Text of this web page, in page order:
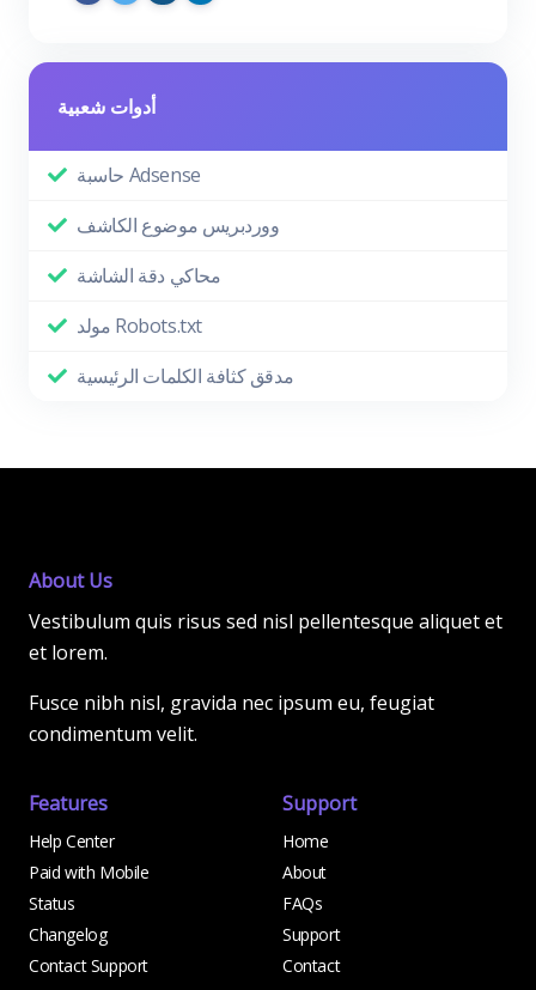
أدوات شعبية
حاسبة Adsense
ووردبريس موضوع الكاشف
محاكي دقة الشاشة
مولد Robots.txt
مدقق كثافة الكلمات الرئيسية
About Us
Vestibulum quis risus sed nisl pellentesque aliquet et
et lorem.
Fusce nibh nisl, gravida nec ipsum eu, feugiat
condimentum velit.
Features
Help Center
Paid with Mobile
Status
Changelog
Contact Support
Support
Home
About
FAQs
Support
Contact